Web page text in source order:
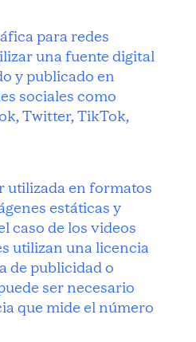
para redes
una fuente digital
y publicado en
sociales como
Twitter, TikTok,
utilizada en formatos
estáticas y
caso de los videos
utilizan una licencia
de publicidad o
ser necesario
que mide el número